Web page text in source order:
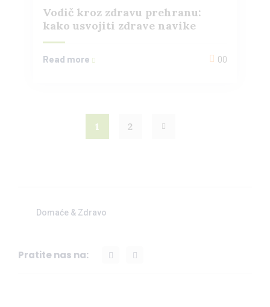
Vodič kroz zdravu prehranu:
kako usvojiti zdrave navike
Read more 00
1 2
Domaće & Zdravo
Pratite nas na: